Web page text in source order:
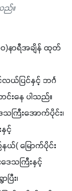
ည်။
)နာရီအချိန် ထုတ်
းနေ ပါသည်။
ကြီးအောက်ပိုင်း၊
င့်
ယ်( မြောက်ပိုင်း
ေသကြီးနှင့်
ြီး၊